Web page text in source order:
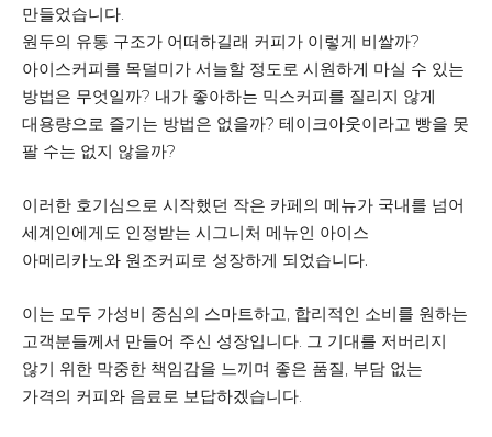
만들었습니다.
원두의 유통 구조가 어떠하길래 커피가 이렇게 비쌀까?
아이스커피를 목덜미가 서늘할 정도로 시원하게 마실 수 있는
방법은 무엇일까? 내가 좋아하는 믹스커피를 질리지 않게
대용량으로 즐기는 방법은 없을까? 테이크아웃이라고 빵을 못
팔 수는 없지 않을까?
이러한 호기심으로 시작했던 작은 카페의 메뉴가 국내를 넘어
세계인에게도 인정받는 시그니처 메뉴인 아이스
아메리카노와 원조커피로 성장하게 되었습니다.
이는 모두 가성비 중심의 스마트하고, 합리적인 소비를 원하는
고객분들께서 만들어 주신 성장입니다. 그 기대를 저버리지
않기 위한 막중한 책임감을 느끼며 좋은 품질, 부담 없는
가격의 커피와 음료로 보답하겠습니다.